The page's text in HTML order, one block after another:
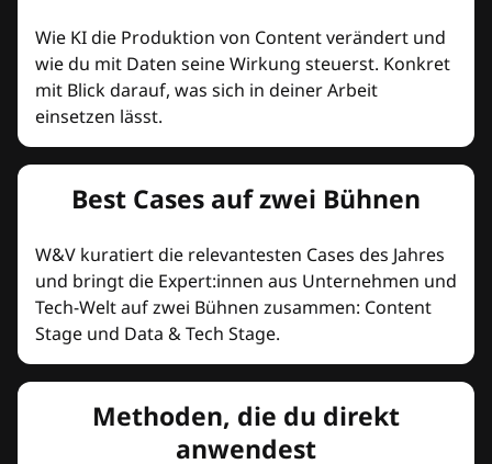
Wie KI die Produktion von Content verändert und
wie du mit Daten seine Wirkung steuerst. Konkret
mit Blick darauf, was sich in deiner Arbeit
einsetzen lässt.
Best Cases auf zwei Bühnen
W&V kuratiert die relevantesten Cases des Jahres
und bringt die Expert:innen aus Unternehmen und
Tech-Welt auf zwei Bühnen zusammen: Content
Stage und Data & Tech Stage.
Methoden, die du direkt
anwendest